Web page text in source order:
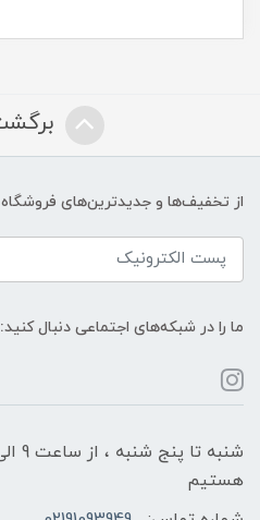
از تخفیف‌ها و جدیدترین‌های فروشگاه
ما را در شبکه‌های اجتماعی دنبال کنید:
هستیم